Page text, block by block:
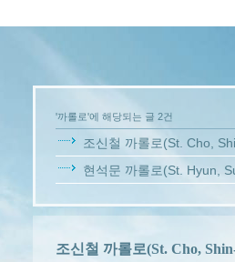
'까롤로'에 해당되는 글 2건
조신철 까롤로(St. Cho,
현석문 까롤로(St. Hyun,
조신철 까롤로(St. Cho,